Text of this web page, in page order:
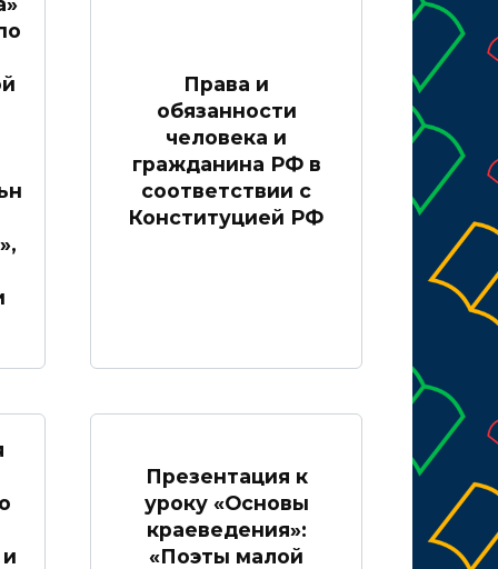
Права и
обязанности
человека и
гражданина РФ в
соответствии с
Конституцией РФ
Презентация к
уроку «Основы
краеведения»:
«Поэты малой